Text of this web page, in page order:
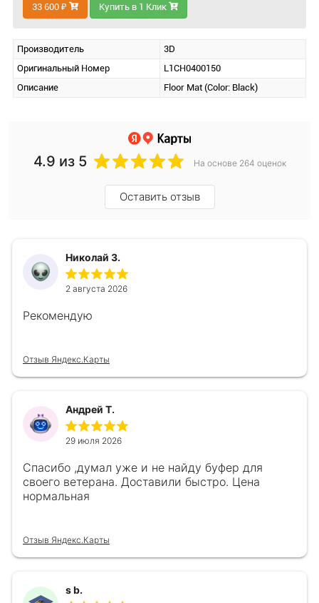
33 600 ₽ Купить в 1 Клик
Производитель
3D
Оригинальный Номер
L1CH0400150
Описание
Floor Mat (Color: Black)
4.9 из 5 На основе 264 оценок
Оставить отзыв
Николай З.
2 августа 2026
Рекомендую
Отзыв Яндекс.Карты
Андрей Т.
29 июля 2026
Спасибо ,думал уже и не найду буфер для
своего ветерана. Доставили быстро. Цена
нормальная
Отзыв Яндекс.Карты
s b.